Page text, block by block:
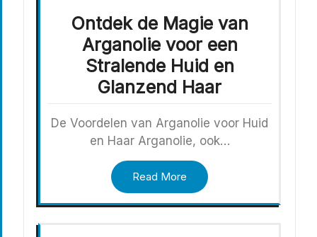
Ontdek de Magie van
Arganolie voor een
Stralende Huid en
Glanzend Haar
De Voordelen van Arganolie voor Huid
en Haar Arganolie, ook…
Read More